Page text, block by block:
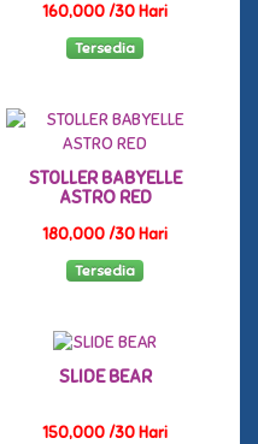
160,000 /30 Hari
Tersedia
ST0LLER BABYELLE
ASTRO RED
180,000 /30 Hari
Tersedia
SLIDE BEAR
150,000 /30 Hari